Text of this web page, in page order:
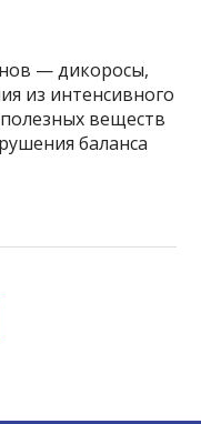
— дикоросы,
из интенсивного
веществ
баланса